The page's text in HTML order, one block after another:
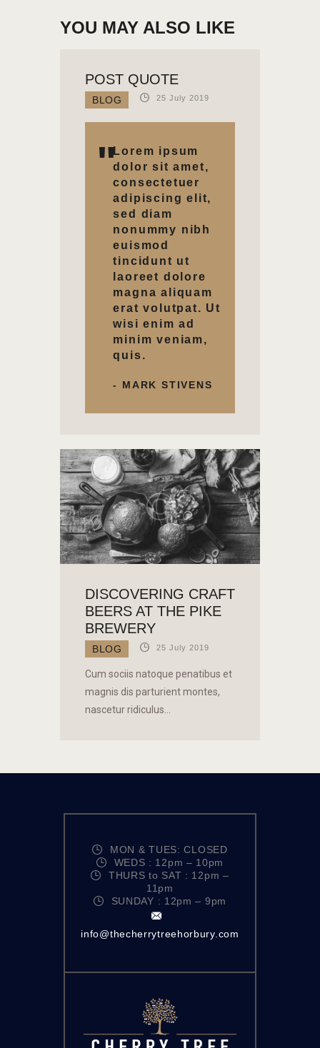
YOU MAY ALSO LIKE
POST QUOTE
BLOG 25 July 2019
Lorem ipsum
dolor sit amet,
consectetuer
adipiscing elit,
sed diam
nonummy nibh
euismod
tincidunt ut
laoreet dolore
magna aliquam
erat volutpat. Ut
wisi enim ad
minim veniam,
quis.
- MARK STIVENS
DISCOVERING CRAFT
BEERS AT THE PIKE
BREWERY
BLOG 25 July 2019
Cum sociis natoque penatibus et
magnis dis parturient montes,
nascetur ridiculus…
MON & TUES: CLOSED
WEDS : 12pm – 10pm
THURS to SAT : 12pm –
11pm
SUNDAY : 12pm – 9pm
info@thecherrytreehorbury.com